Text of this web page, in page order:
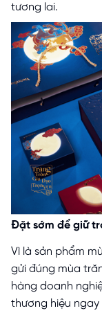
tương lai.
Đặt sớm để giữ
Vì là sản phẩm
gửi đúng mùa
hàng doanh
thương hiệu